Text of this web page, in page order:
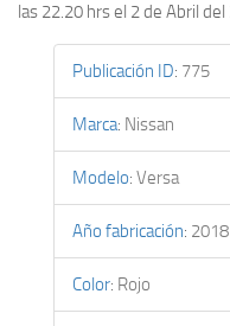
las 22.20 hrs el 2 de Abril del
Publicación ID: 775
Marca: Nissan
Modelo: Versa
Año fabricación: 2018
Color: Rojo